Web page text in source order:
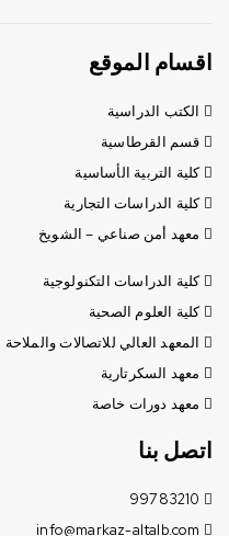
اقسام الموقع
الكتب الدراسية
قسم القرطاسية
كلية التربية الأساسية
كلية الدراسات التجارية
معهد أمن صناعي – الشويخ
كلية الدراسات التكنولوجية
كلية العلوم الصحية
المعهد العالي للاتصالات والملاحة
معهد السكرتارية
معهد دورات خاصة
اتصل بنا
99783210
info@markaz-altalb.com